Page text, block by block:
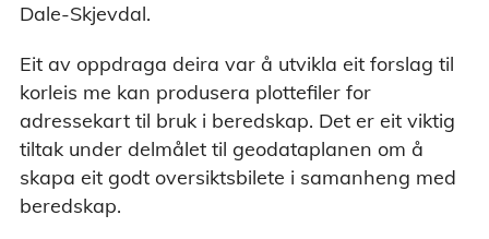
Dale-Skjevdal.
Eit av oppdraga deira var å utvikla eit forslag til
korleis me kan produsera plottefiler for
adressekart til bruk i beredskap. Det er eit viktig
tiltak under delmålet til geodataplanen om å
skapa eit godt oversiktsbilete i samanheng med
beredskap.